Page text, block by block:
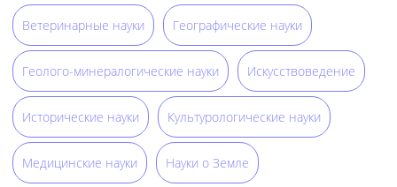
Ветеринарные науки Географические науки
Геолого-минералогические науки Искусствоведение
Исторические науки Культурологические науки
Медицинские науки Науки о Земле